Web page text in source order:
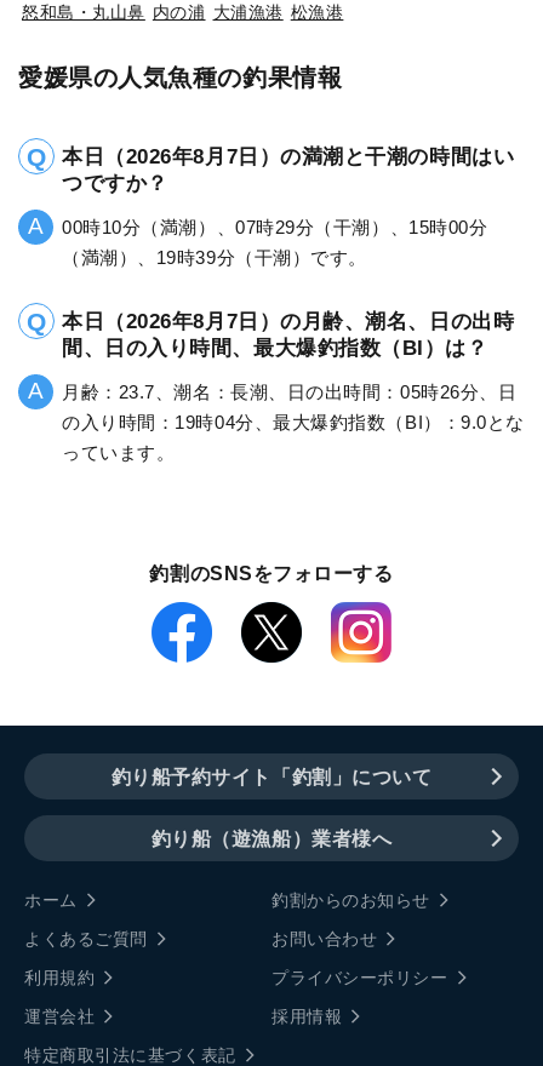
怒和島・丸山鼻 内の浦 大浦漁港 松漁港
愛媛県の人気魚種の釣果情報
本日（2026年8月7日）の満潮と干潮の時間はい
つですか？
00時10分（満潮）、07時29分（干潮）、15時00分
（満潮）、19時39分（干潮）です。
本日（2026年8月7日）の月齢、潮名、日の出時
間、日の入り時間、最大爆釣指数（BI）は？
月齢：23.7、潮名：長潮、日の出時間：05時26分、日
の入り時間：19時04分、最大爆釣指数（BI）：9.0とな
っています。
釣割のSNSをフォローする
釣り船予約サイト「釣割」について
釣り船（遊漁船）業者様へ
ホーム
釣割からのお知らせ
よくあるご質問
お問い合わせ
利用規約
プライバシーポリシー
運営会社
採用情報
特定商取引法に基づく表記